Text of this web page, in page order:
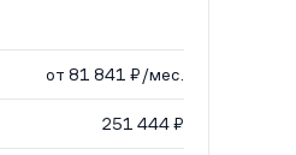
от 81 841 ₽/мес.
251 444 ₽